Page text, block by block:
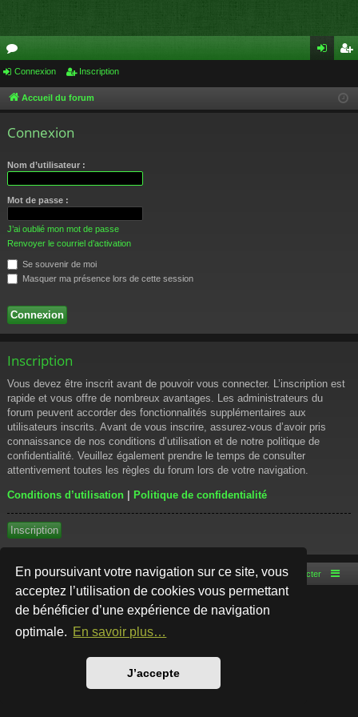
En poursuivant votre navigation sur ce site, vous
acceptez l’utilisation de cookies vous permettant
de bénéficier d’une expérience de navigation
optimale. En savoir plus…
J’accepte
or
u cri
Connexion Inscription
Accueil du forum
Connexion
Nom d’utilisateur :
Mot de passe :
J’ai oublié mon mot de passe
Renvoyer le courriel d’activation
Se souvenir de moi
Masquer ma présence lors de cette session
Inscription
Vous devez être inscrit avant de pouvoir vous connecter. L’inscription est
rapide et vous offre de nombreux avantages. Les administrateurs du
forum peuvent accorder des fonctionnalités supplémentaires aux
utilisateurs inscrits. Avant de vous inscrire, assurez-vous d’avoir pris
connaissance de nos conditions d’utilisation et de notre politique de
confidentialité. Veuillez également prendre le temps de consulter
attentivement toutes les règles du forum lors de votre navigation.
Conditions d’utilisation | Politique de confidentialité
Inscription
Accueil du forum Nous contacter
Développé parphpBB® Forum Software © phpBB Limited
Style par
Traduction française officielle